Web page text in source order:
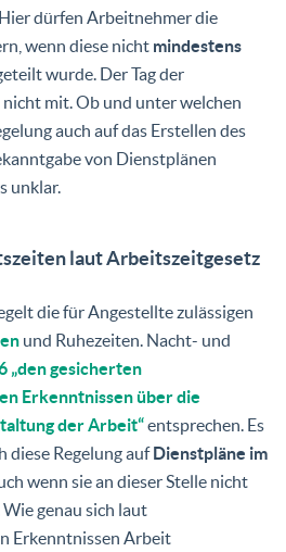
dürfen Arbeitnehmer die
wenn diese nicht mindestens
wurde. Der Tag der
mit. Ob und unter welchen
auch auf das Erstellen des
von Dienstplänen
unklar.
laut Arbeitszeitgesetz
die für Angestellte zulässigen
und Ruhezeiten. Nacht- und
„dengesicherten
Erkenntnissenüber die
der Arbeit“entsprechen. Es
diese Regelung aufDienstpläne im
wenn sie an dieser Stelle nicht
genau sich laut
Erkenntnissen Arbeit